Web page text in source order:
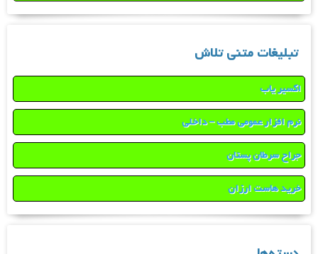
تبلیغات متنی تلاش
اکسیر یاب
نرم افزار عمومی مطب – داخلی
جراح سرطان پستان
خرید هاست ارزان